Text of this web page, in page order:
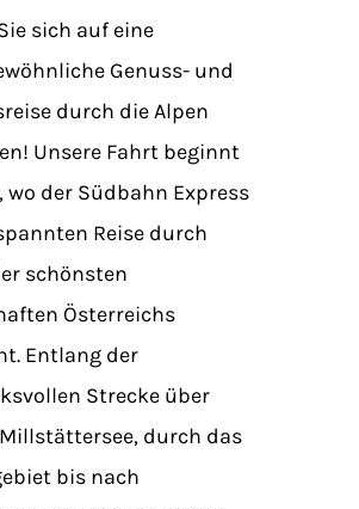
sich auf eine
Genuss- und
durch die Alpen
Unsere Fahrt beginnt
wo der Südbahn Express
Reise durch
schönsten
Österreichs
Entlang der
Strecke über
durch das
bis nach